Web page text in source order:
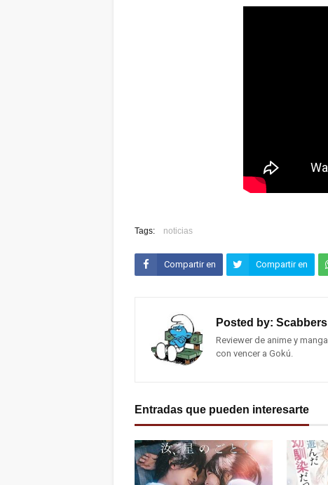
Tags: noticias
Compartir en Compartir en
Posted by: Scabbers
Reviewer de anime y
con vencer a Gokú.
Entradas que pueden interesarte